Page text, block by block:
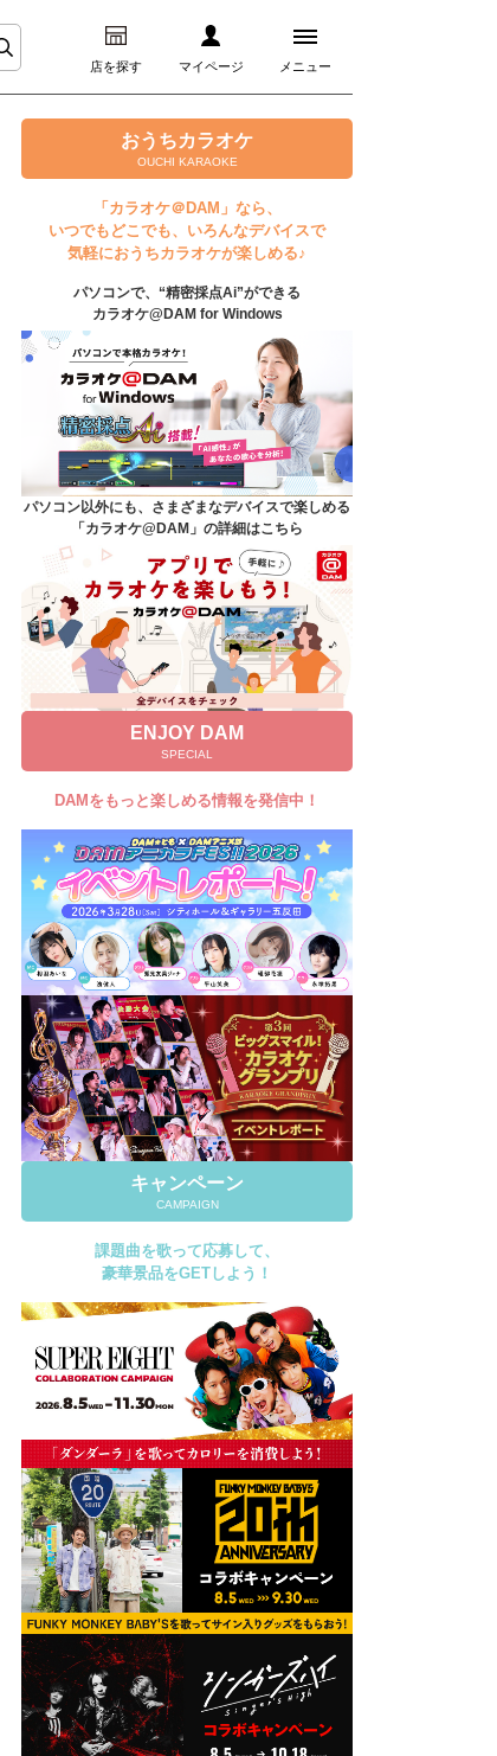
店を探す マイページ メニュー
ログイン
マイページ
プレミアムサービス
DAM★とも動画
DAM★とも録音
カラオケ＠DAM
ユーザー検索
キャンペーン
よくあるご質問
DAMの新曲・ランキングなど
カラオケ最新情報をチェック！
自宅でカラオケ歌い放題！
家族や友達と一緒に！練習にも！
おうちカラオケ
OUCHI KARAOKE
「カラオケ＠DAM」なら、
いつでもどこでも、いろんなデバイスで
気軽におうちカラオケが楽しめる♪
パソコンで、“精密採点Ai”ができる
カラオケ@DAM for Windows
パソコン以外にも、さまざまなデバイスで楽しめる
「カラオケ@DAM」の詳細はこちら
ENJOY DAM
SPECIAL
DAMをもっと楽しめる情報を発信中！
キャンペーン
CAMPAIGN
課題曲を歌って応募して、
豪華景品をGETしよう！